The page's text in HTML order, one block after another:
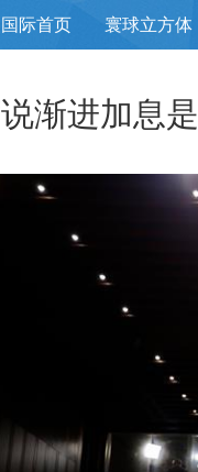
国际首页 寰球立方体
渐进加息